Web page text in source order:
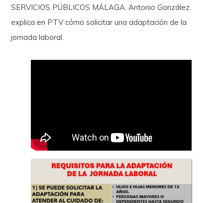
SERVICIOS PÚBLICOS MÁLAGA, Antonio González,
explica en PTV cómo solicitar una adaptación de la
jornada laboral.